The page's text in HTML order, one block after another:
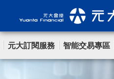
元大訂閱服務 智能交易專區